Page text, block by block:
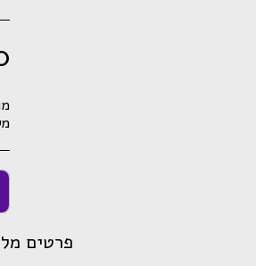
פרטים